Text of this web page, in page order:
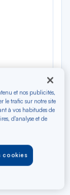
17
Lu
18
Ma
19
Me
20
Je
classe
de la
appliqués pour
et nos publicités,
le trafic sur notre site
à vos habitudes de
d'analyse et de
cookies